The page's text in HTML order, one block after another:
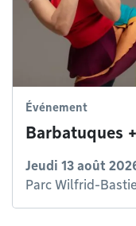
Événement
Barbatuques
Jeudi 13 août
Parc Wilfrid-